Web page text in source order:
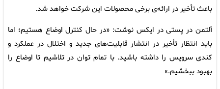
باعث تأخیر در ارائه‌ی برخی محصولات این شرکت خواهد شد.
آلتمن در پستی در ایکس نوشت: «در حال کنترل اوضاع هستیم؛ اما
باید انتظار تأخیر در انتشار قابلیت‌های جدید و اختلال در عملکرد و
کندی سرویس را داشته باشید. با تمام توان در تلاشیم تا اوضاع را
بهبود ببخشیم.»